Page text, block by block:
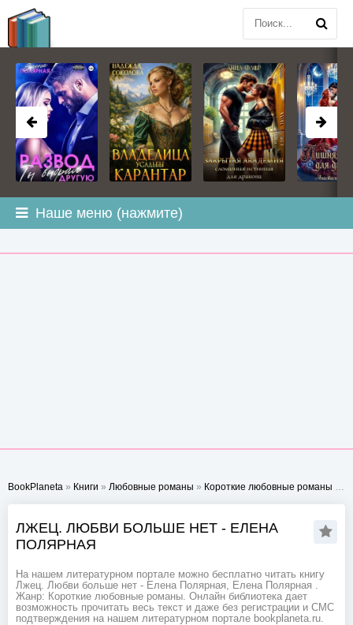
Наше меню (нажмите)
BookPlaneta » Книги » Любовные романы » Короткие любовные романы
ЛЖЕЦ. ЛЮБВИ БОЛЬШЕ НЕТ - ЕЛЕНА
ПОЛЯРНАЯ
На нашем литературном портале можно бесплатно читать книгу
Лжец. Любви больше нет - Елена Полярная, Елена Полярная .
Жанр: Короткие любовные романы. Онлайн библиотека дает
возможность прочитать весь текст и даже без регистрации и СМС
подтверждения на нашем литературном портале bookplaneta.ru.
BOOKPLANETA.COM